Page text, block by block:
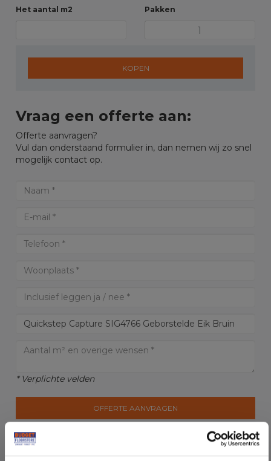
Het aantal m2 Pakken
KOPEN
Vraag een offerte aan:
Offerte aanvragen?
Vul dan onderstaand formulier in, dan nemen wij zo snel
mogelijk contact op.
* Verplichte velden
OFFERTE AANVRAGEN
LET OP:
Kosten en levering kunnen wijzigen i.v.m. afstand